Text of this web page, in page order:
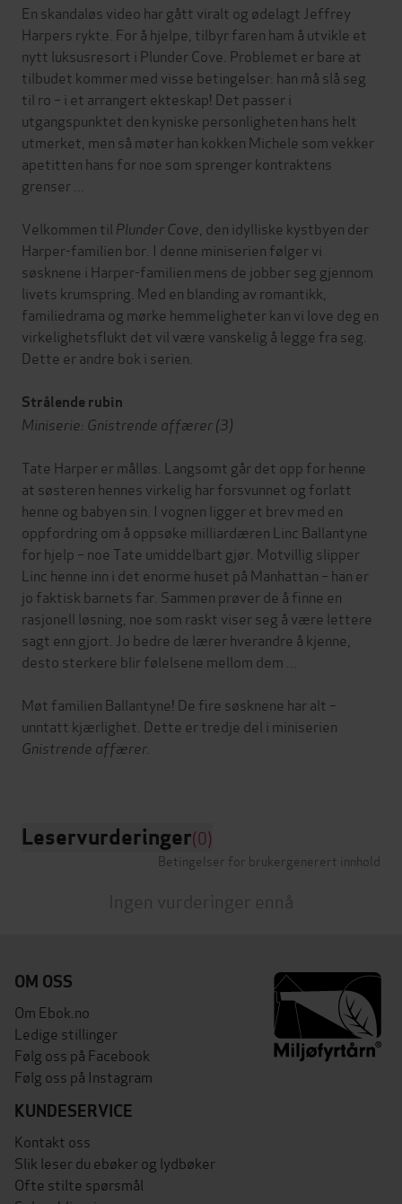
En skandaløs video har gått viralt og ødelagt Jeffrey
Harpers rykte. For å hjelpe, tilbyr faren ham å utvikle et
nytt luksusresort i Plunder Cove. Problemet er bare at
tilbudet kommer med visse betingelser: han må slå seg
til ro – i et arrangert ekteskap! Det passer i
utgangspunktet den kyniske personligheten hans helt
utmerket, men så møter han kokken Michele som vekker
apetitten hans for noe som sprenger kontraktens
grenser ...
Velkommen til Plunder Cove , den idylliske kystbyen der
Harper-familien bor. I denne miniserien følger vi
søsknene i Harper-familien mens de jobber seg gjennom
livets krumspring. Med en blanding av romantikk,
familiedrama og mørke hemmeligheter kan vi love deg en
virkelighetsflukt det vil være vanskelig å legge fra seg.
Dette er andre bok i serien.
Strålende rubin
Miniserie: Gnistrende affærer (3)
Tate Harper er målløs. Langsomt går det opp for henne
at søsteren hennes virkelig har forsvunnet og forlatt
henne og babyen sin. I vognen ligger et brev med en
oppfordring om å oppsøke milliardæren Linc Ballantyne
for hjelp – noe Tate umiddelbart gjør. Motvillig slipper
Linc henne inn i det enorme huset på Manhattan – han er
jo faktisk barnets far. Sammen prøver de å finne en
rasjonell løsning, noe som raskt viser seg å være lettere
sagt enn gjort. Jo bedre de lærer hverandre å kjenne,
desto sterkere blir følelsene mellom dem ...
Møt familien Ballantyne! De fire søsknene har alt –
unntatt kjærlighet. Dette er tredje del i miniserien
Gnistrende affærer.
Leservurderinger(0)
Betingelser for brukergenerert innhold
Ingen vurderinger ennå
OM OSS
Om Ebok.no
Ledige stillinger
Følg oss på Facebook
Følg oss på Instagram
KUNDESERVICE
Kontakt oss
Slik leser du ebøker og lydbøker
Ofte stilte spørsmål